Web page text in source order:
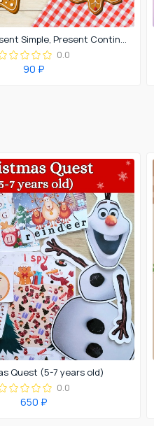
Печеньки Present Simple, Present Continuous
0.0
90 ₽
Quest (5-7 years old)
0.0
650 ₽